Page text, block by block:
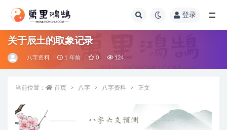
登录
关于辰土的取象记录
八字资料 1 年前 0 124
当前位置： 首页 八字 八字资料 正文